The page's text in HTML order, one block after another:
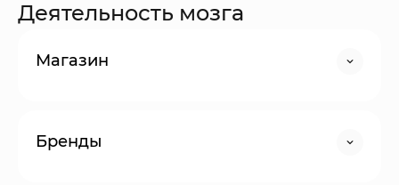
Деятельность мозга
Магазин
Бренды